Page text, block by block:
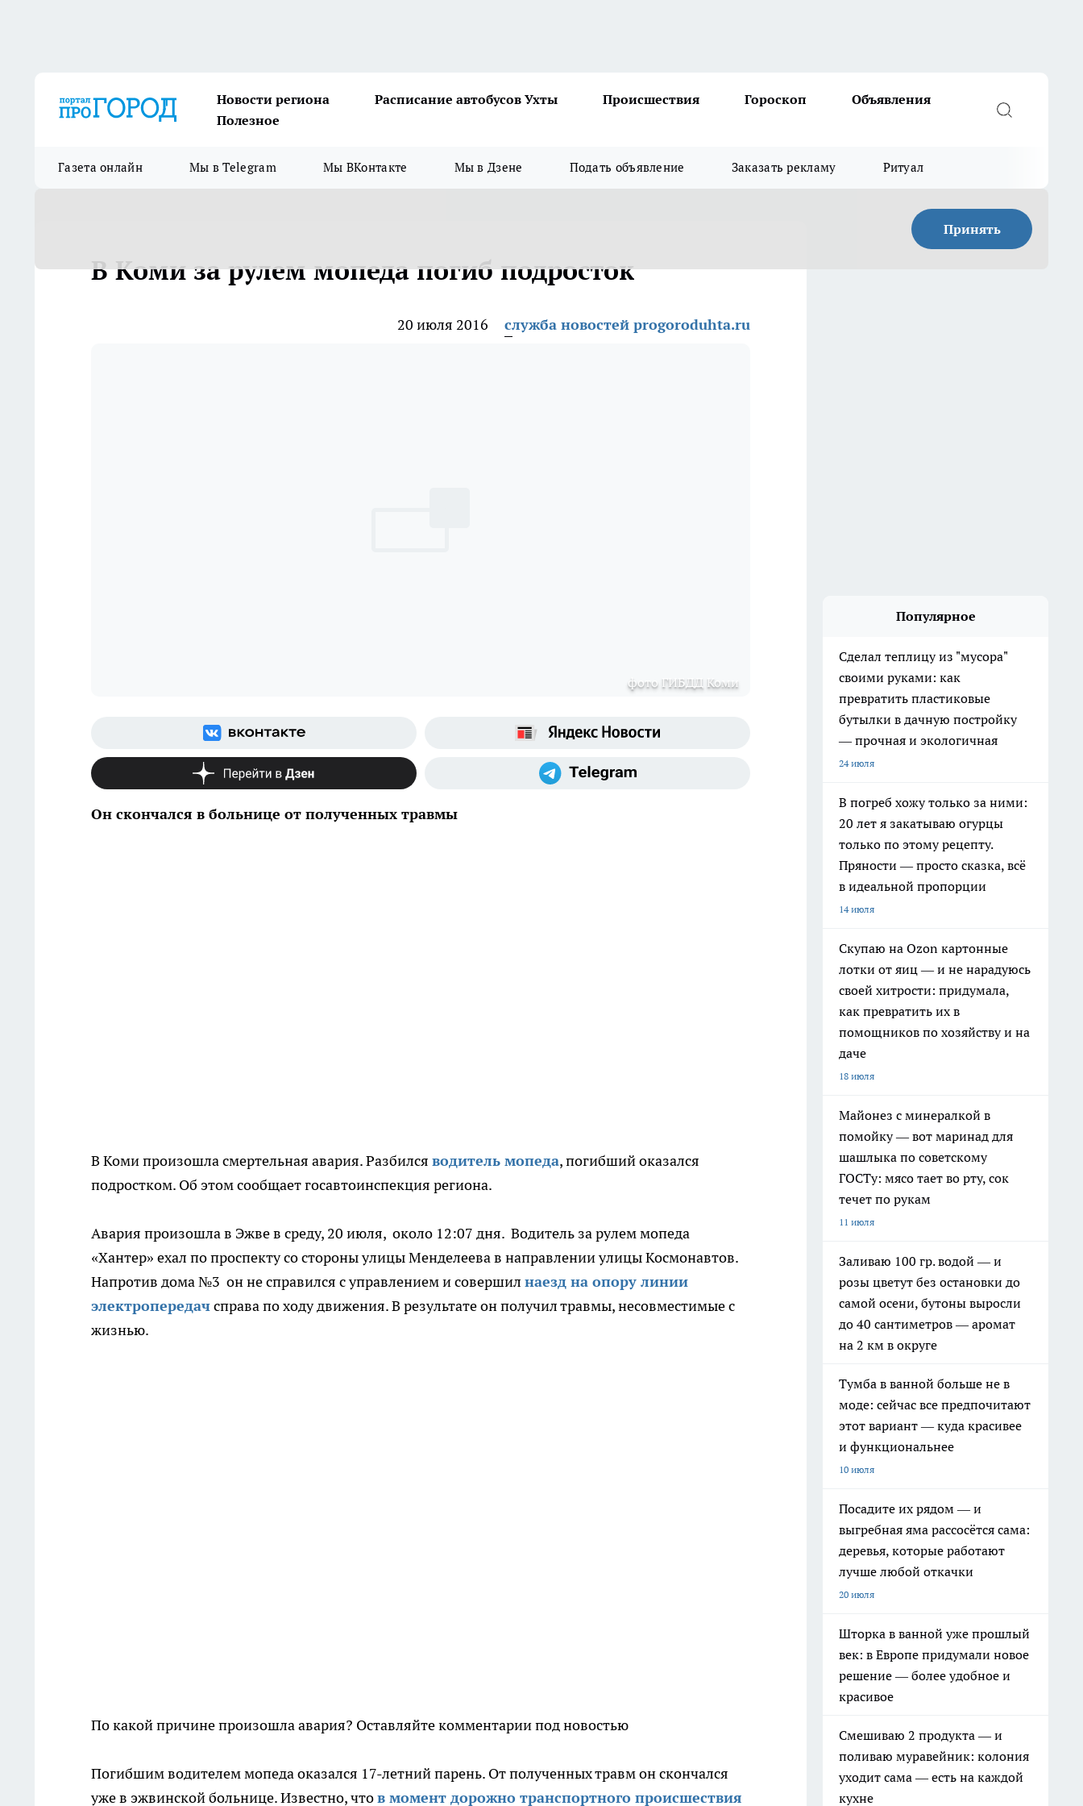
Новости региона Расписание автобусов Ухты Происшествия Гороскоп
Объявления
Полезное
Газета онлайн Мы в Telegram Мы ВКонтакте Мы в Дзене Подать объявление Заказать рекламу Ритуал
Принять
В Коми за рулем мопеда погиб подросток
20 июля 2016 служба новостей progoroduhta.ru
фото ГИБДД Коми
Он скончался в больнице от полученных травмы
В Коми произошла смертельная авария. Разбился водитель мопеда, погибший оказался
подростком. Об этом сообщает госавтоинспекция региона.
Авария произошла в Эжве в среду, 20 июля, около 12:07 дня. Водитель за рулем мопеда
«Хантер» ехал по проспекту со стороны улицы Менделеева в направлении улицы Космонавтов.
Напротив дома №3 он не справился с управлением и совершил наезд на опору линии
электропередачсправа по ходу движения. В результате он получил травмы, несовместимые с
жизнью.
По какой причине произошла авария? Оставляйте комментарии под новостью
Погибшим водителем мопеда оказался 17-летний парень. От полученных травм он скончался
уже в эжвинской больнице. Известно, чтов момент дорожно транспортного происшествия
Популярное
Сделал теплицу из "мусора"
своими руками: как
превратить пластиковые
бутылки в дачную постройку
— прочная и экологичная
24 июля
В погреб хожу только за ними:
20 лет я закатываю огурцы
только по этому рецепту.
Пряности — просто сказка, всё
в идеальной пропорции
14 июля
Скупаю на Ozon картонные
лотки от яиц — и не нарадуюсь
своей хитрости: придумала,
как превратить их в
помощников по хозяйству и на
даче
18 июля
Майонез с минералкой в
помойку — вот маринад для
шашлыка по советскому
ГОСТу: мясо тает во рту, сок
течет по рукам
11 июля
Заливаю 100 гр. водой — и
розы цветут без остановки до
самой осени, бутоны выросли
до 40 сантиметров — аромат
на 2 км в округе
Тумба в ванной больше не в
моде: сейчас все предпочитают
этот вариант — куда красивее
и функциональнее
10 июля
Посадите их рядом — и
выгребная яма рассосётся сама:
деревья, которые работают
лучше любой откачки
20 июля
Шторка в ванной уже прошлый
век: в Европе придумали новое
решение — более удобное и
красивое
Смешиваю 2 продукта — и
поливаю муравейник: колония
уходит сама — есть на каждой
кухне